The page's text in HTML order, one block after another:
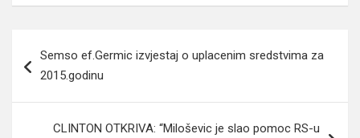
članaka
Semso ef.Germic izvjestaj o uplacenim sredstvima za
2015.godinu
CLINTON OTKRIVA: “Miloševic je slao pomoc RS-u